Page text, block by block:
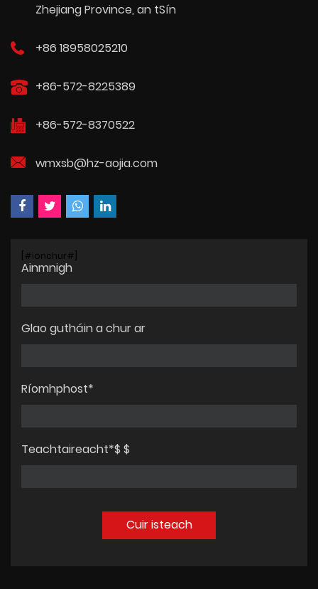
Zhejiang Province, an tSín
+86 18958025210
+86-572-8225389
+86-572-8370522
wmxsb@hz-aojia.com
[#ionchur#]
Ainmnigh
Glao gutháin a chur ar
Ríomhphost*
Teachtaireacht*$ $